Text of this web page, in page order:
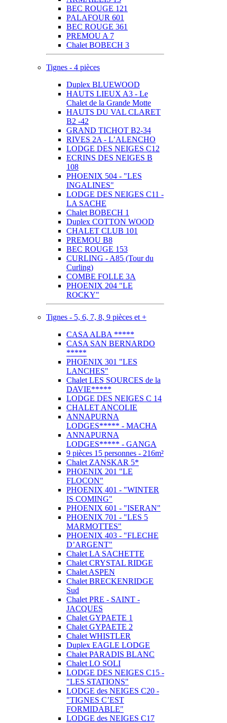
BEC ROUGE 121
PALAFOUR 601
BEC ROUGE 361
PREMOU A 7
Chalet BOBECH 3
Tignes - 4 pièces
Duplex BLUEWOOD
HAUTS LIEUX A3 - Le
Chalet de la Grande Motte
HAUTS DU VAL CLARET
B2 -42
GRAND TICHOT B2-34
RIVES 2A - L’ALENCHO
LODGE DES NEIGES C12
ECRINS DES NEIGES B
108
PHOENIX 504 - "LES
INGALINES"
LODGE DES NEIGES C11 -
LA SACHE
Chalet BOBECH 1
Duplex COTTON WOOD
CHALET CLUB 101
PREMOU B8
BEC ROUGE 153
CURLING - A85 (Tour du
Curling)
COMBE FOLLE 3A
PHOENIX 204 "LE
ROCKY"
Tignes - 5, 6, 7, 8, 9 pièces et +
CASA ALBA *****
CASA SAN BERNARDO
*****
PHOENIX 301 "LES
LANCHES"
Chalet LES SOURCES de la
DAVIE*****
LODGE DES NEIGES C 14
CHALET ANCOLIE
ANNAPURNA
LODGES***** - MACHA
ANNAPURNA
LODGES***** - GANGA
9 pièces 15 personnes - 216m²
Chalet ZANSKAR 5*
PHOENIX 201 "LE
FLOCON"
PHOENIX 401 - "WINTER
IS COMING"
PHOENIX 601 - "ISERAN"
PHOENIX 701 - "LES 5
MARMOTTES"
PHOENIX 403 - "FLECHE
D’ARGENT"
Chalet LA SACHETTE
Chalet CRYSTAL RIDGE
Chalet ASPEN
Chalet BRECKENRIDGE
Sud
Chalet PRE - SAINT -
JACQUES
Chalet GYPAETE 1
Chalet GYPAETE 2
Chalet WHISTLER
Duplex EAGLE LODGE
Chalet PARADIS BLANC
Chalet LO SOLI
LODGE DES NEIGES C15 -
"LES STATIONS"
LODGE des NEIGES C20 -
"TIGNES C’EST
FORMIDABLE"
LODGE des NEIGES C17